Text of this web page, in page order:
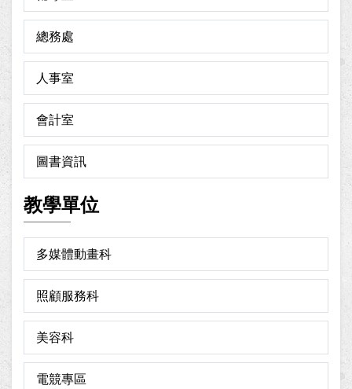
總務處
人事室
會計室
圖書資訊
教學單位
多媒體動畫科
照顧服務科
美容科
電競專區